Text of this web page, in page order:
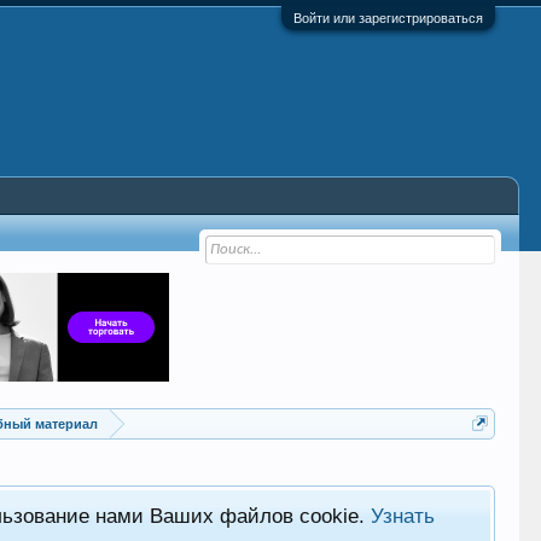
Войти или зарегистрироваться
материал
нами Ваших файлов cookie.Узнать